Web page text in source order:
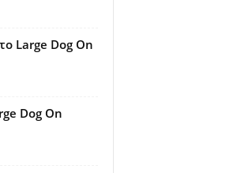
Large Dog On
Dog On